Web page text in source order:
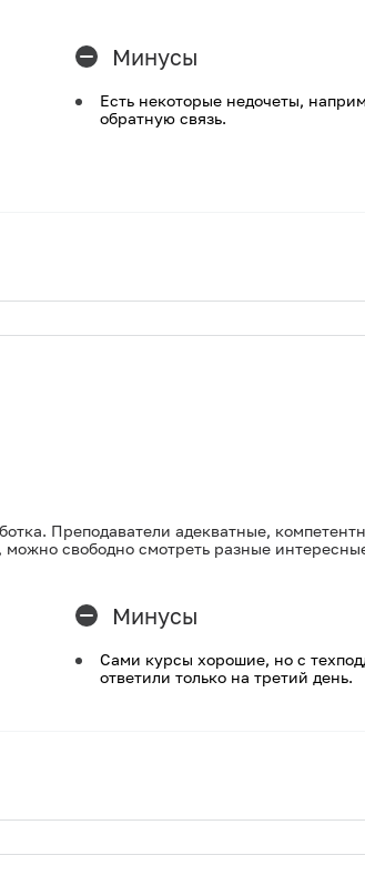
Минусы
Есть некоторые недочеты,
обратную связь.
Преподаватели адекватные,
свободно смотреть разные
Минусы
Сами курсы хорошие, но с
ответили только на третий день.